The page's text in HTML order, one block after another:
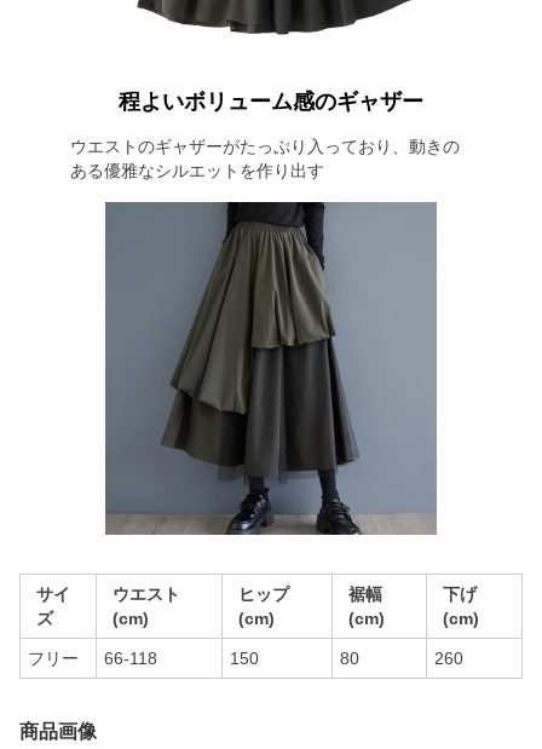
程よいボリューム感のギャザー
ウエストのギャザーがたっぷり入っており、動きの
ある優雅なシルエットを作り出す
サイ
ズ
ウエスト
(cm)
ヒップ
(cm)
裾幅
(cm)
下げ
(cm)
フリー 66-118 150 80 260
商品画像